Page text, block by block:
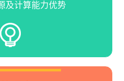
及计算能力优势